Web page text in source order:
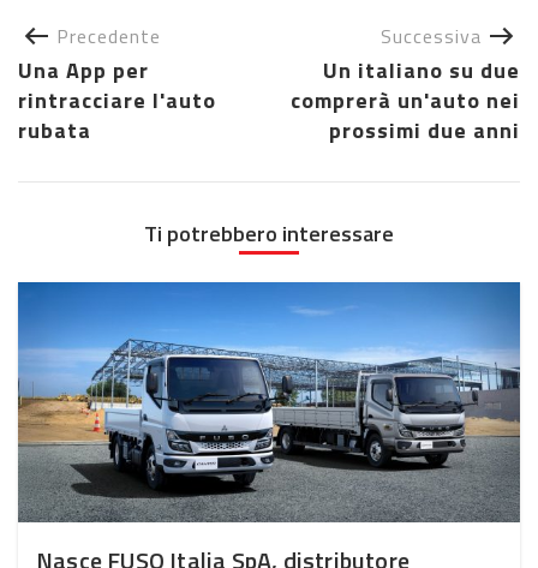
Precedente
Una App per
rintracciare l'auto
rubata
Successiva
Un italiano su due
comprerà un'auto nei
prossimi due anni
Ti potrebbero interessare
Nasce FUSO Italia SpA, distributore